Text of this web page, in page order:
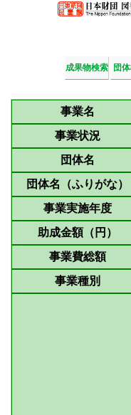
成果物検索 団
事業名
事業状況
団体名
団体名（ふりがな）
事業実施年度
助成金額（円）
事業費総額
事業種別